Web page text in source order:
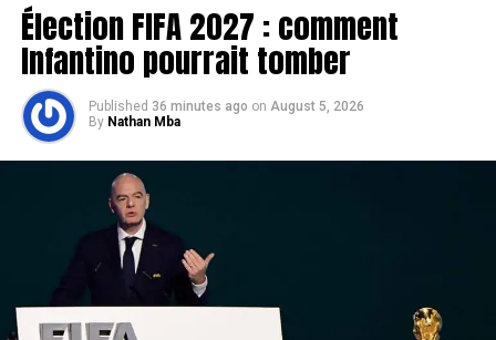
Élection FIFA 2027 : comment
Infantino pourrait tomber
Published 36 minutes ago on August 5, 2026
By Nathan Mba